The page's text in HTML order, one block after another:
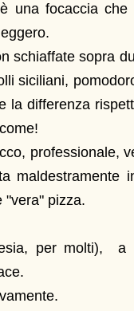
una focaccia
schiaffate sopra
siciliani,
la differenza
professionale,
maldestramente
"vera" pizza.
per molti), a